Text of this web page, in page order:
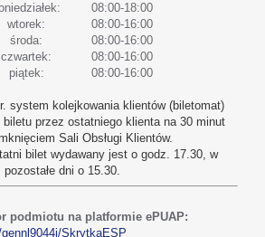
08:00-18:00
wtorek:
08:00-16:00
środa:
08:00-16:00
czwartek:
08:00-16:00
piątek:
08:00-16:00
system kolejkowania klientów (biletomat)
biletu przez ostatniego klienta na 30 minut
Sali Obsługi Klientów.
bilet wydawany jest o godz. 17.30, w
pozostałe dni o 15.30.
podmiotu na platformie ePUAP:
SkrytkaESP